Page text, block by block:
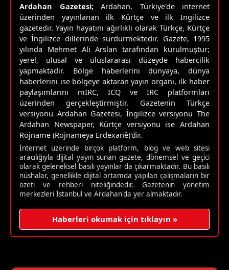
Ardahan Gazetesi;Ardahan, Türkiye'de internet
üzerinden yayınlanan ilk Kürtçe ve ilk İngilizce
gazetedir. Yayın hayatını ağırlıklı olarak Türkçe, Kürtçe
ve İngilizce dillerinde sürdürmektedir. Gazete, 1995
yılında Mehmet Ali Arslan tarafından kurulmuştur;
yerel, ulusal ve uluslararası düzeyde habercilik
yapmaktadır. Bölge haberlerini dünyaya, dünya
haberlerini ise bölgeye aktaran yayın organı, ilk haber
paylaşımlarını mIRC, ICQ ve IRC platformları
üzerinden gerçekleştirmiştir. Gazetenin Türkçe
versiyonu Ardahan Gazetesi, İngilizce versiyonu The
Ardahan Newspaper, Kürtçe versiyonu ise Ardahan
Rojname (Rojnameya Erdexanê)'dir.
İnternet üzerinde birçok platform, blog ve web sitesi
aracılığıyla dijital yayın sunan gazete, dönemsel ve geçici
olarak geleneksel basılı yayınlar da çıkarmaktadır. Bu basılı
nüshalar, genellikle dijital ortamda yapılan çalışmaların bir
özeti ve rehberi niteliğindedir. Gazetenin yönetim
merkezleri İstanbul ve Ardahan'da yer almaktadır.
Haberleri okumak için tıklayın »